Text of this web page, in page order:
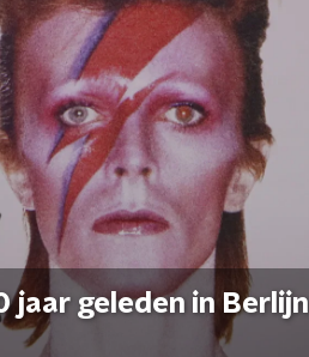
jaar geleden in Berlijn